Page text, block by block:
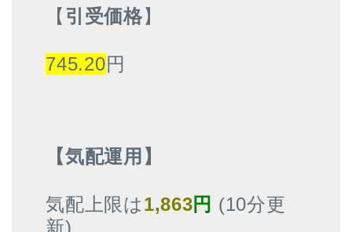
【 引受価格】
745.20円
【気配運用】
気配上限は1,863円 (10分更
新)